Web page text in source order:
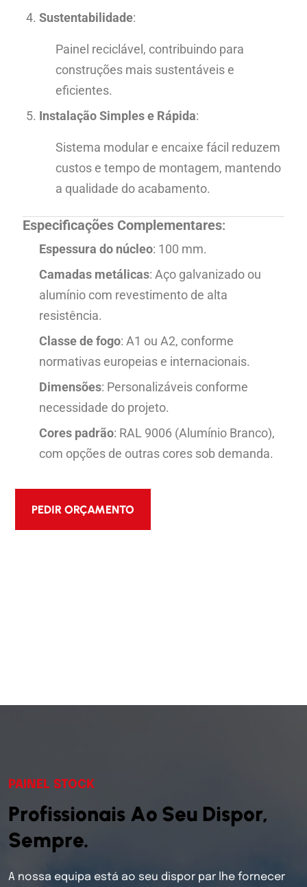
Sustentabilidade:
Painel reciclável, contribuindo para
construções mais sustentáveis e
eficientes.
Instalação Simples e Rápida:
Sistema modular e encaixe fácil reduzem
custos e tempo de montagem, mantendo
a qualidade do acabamento.
Especificações Complementares:
Espessura do núcleo: 100 mm.
Camadas metálicas: Aço galvanizado ou
alumínio com revestimento de alta
resistência.
Classe de fogo: A1 ou A2, conforme
normativas europeias e internacionais.
Dimensões: Personalizáveis conforme
necessidade do projeto.
Cores padrão: RAL 9006 (Alumínio Branco),
com opções de outras cores sob demanda.
PEDIR ORÇAMENTO
PAINEL STOCK
Profissionais Ao Seu Dispor,
Sempre.
A nossa equipa está ao seu dispor par lhe fornecer